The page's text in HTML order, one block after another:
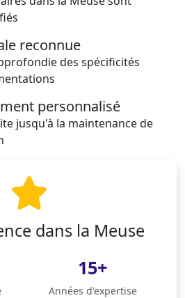
reconnue
des spécificités
personnalisé
jusqu'à la maintenance de
dans la Meuse
15+
Années d'expertise